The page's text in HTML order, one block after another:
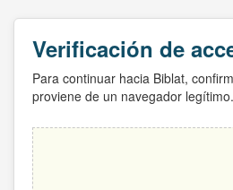
Verificación de
Para continuar hacia Biblat,
proviene de un navegador legítimo.